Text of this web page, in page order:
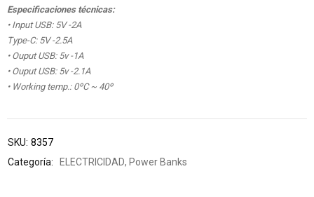
Especificaciones técnicas:
• Input USB: 5V -2A
Type-C: 5V -2.5A
• Ouput USB: 5v -1A
• Ouput USB: 5v -2.1A
• Working temp.: 0ºC ~ 40º
SKU: 8357
Categoría:
ELECTRICIDAD, Power Banks